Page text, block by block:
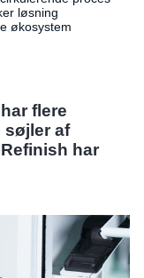
løsning
økosystem
flere
søjler af
har